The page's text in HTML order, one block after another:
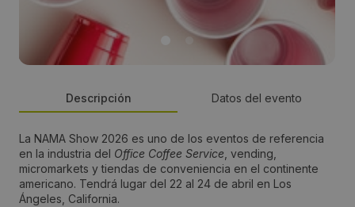
Descripción Datos del evento
La NAMA Show 2026 es uno de los eventos de referencia
en la industria del Office Coffee Service , vending,
micromarkets y tiendas de conveniencia en el continente
americano. Tendrá lugar del 22 al 24 de abril en Los
Ángeles, California.
País:
United States